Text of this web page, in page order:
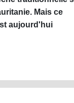
Mais ce
aujourd'hui